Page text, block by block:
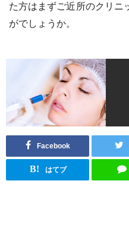
た方はまずご近所のクリニ
がでしょうか。
Facebook
B! はてブ